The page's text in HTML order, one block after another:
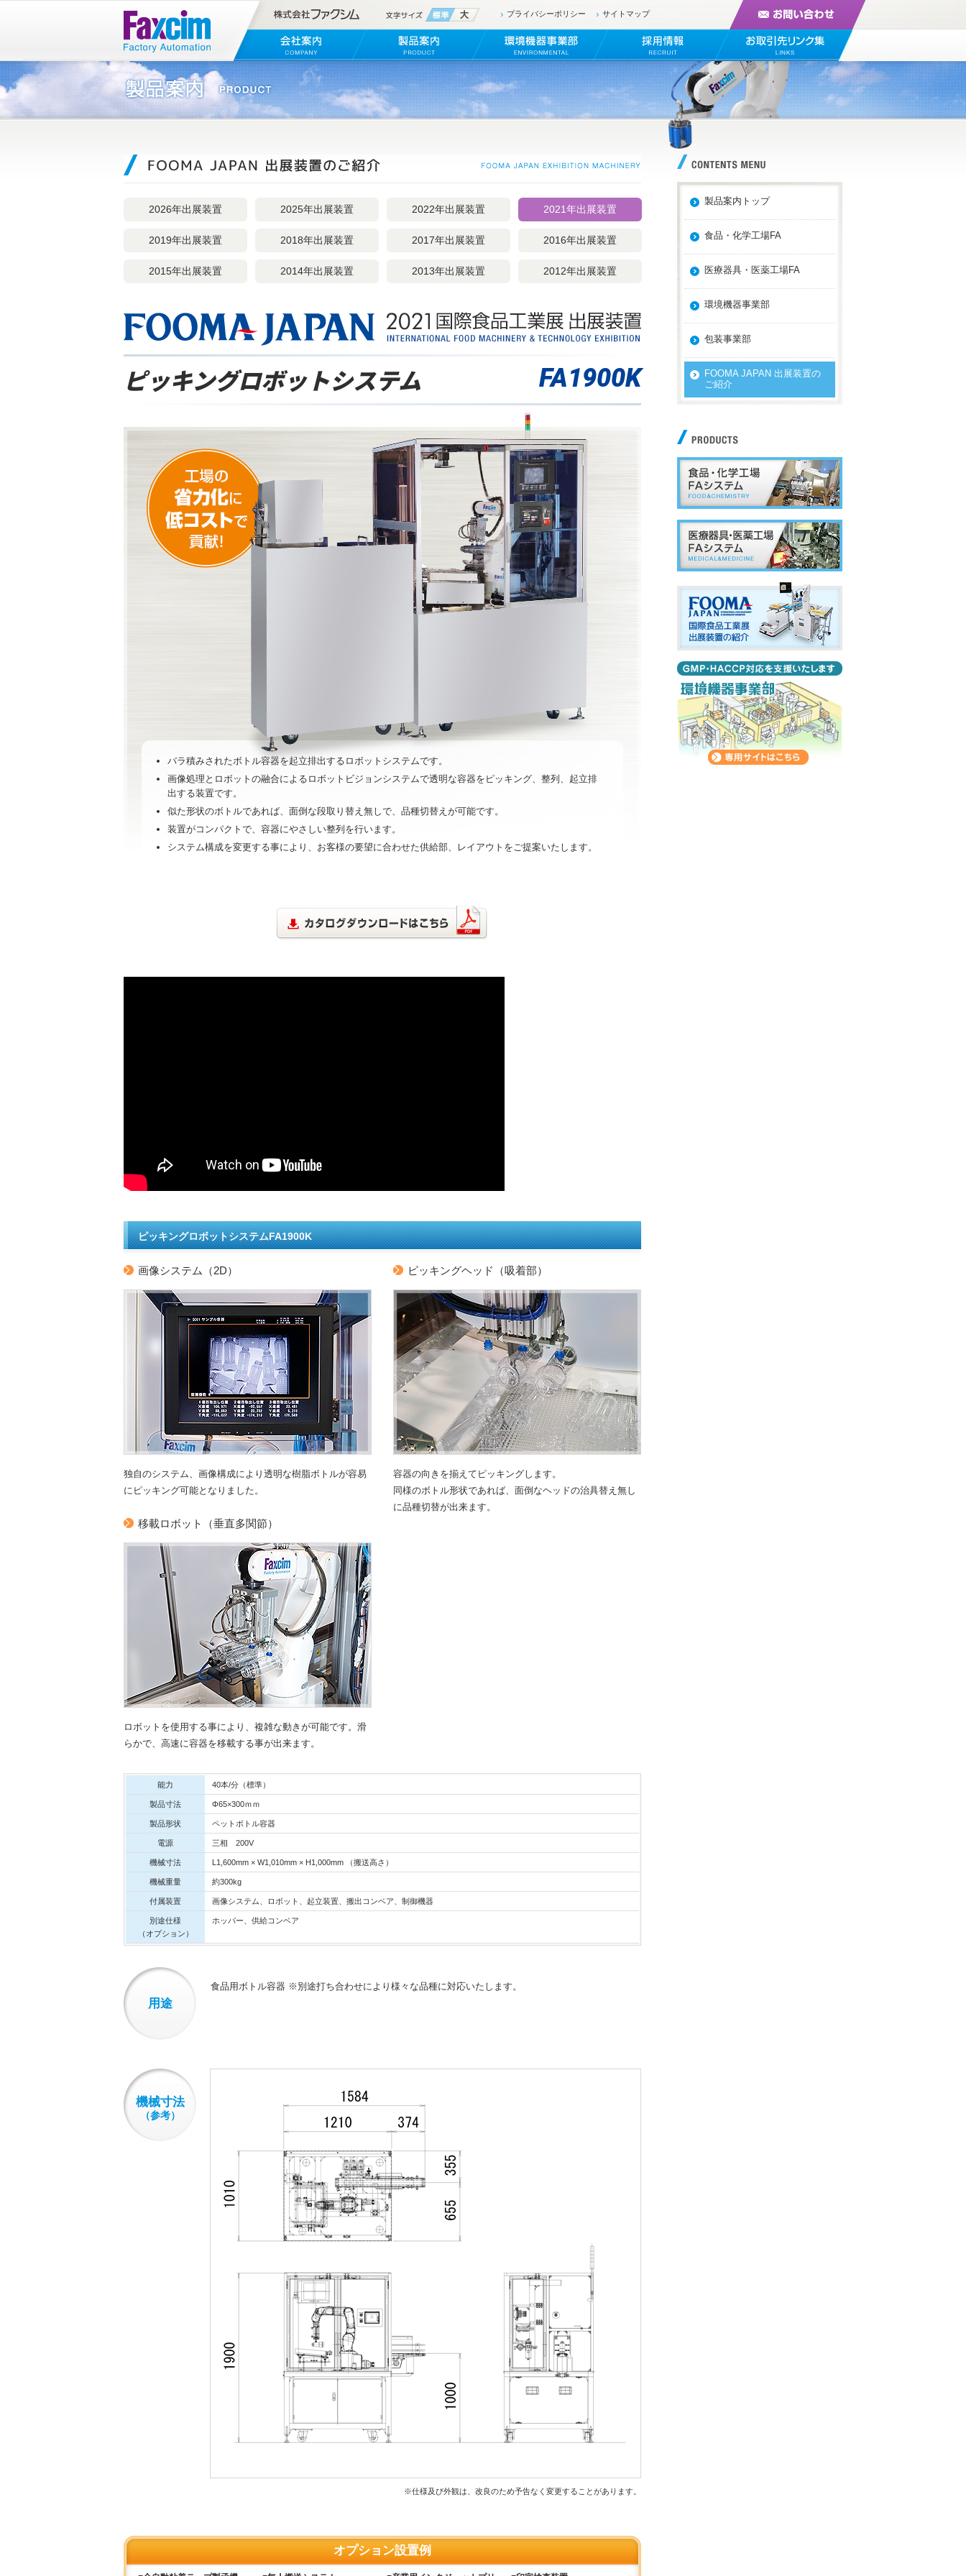
プライバシーポリシー サイトマップ
2026年出展装置 2025年出展装置 2022年出展装置 2021年出展装置
2019年出展装置 2018年出展装置 2017年出展装置 2016年出展装置
2015年出展装置 2014年出展装置 2013年出展装置 2012年出展装置
ピッキングロボットシステム FA1900K
バラ積みされたボトル容器を起立排出するロボットシステムです。
画像処理とロボットの融合によるロボットビジョンシステムで透明な容器をピッキング、整列、起立排
出する装置です。
似た形状のボトルであれば、面倒な段取り替え無しで、品種切替えが可能です。
装置がコンパクトで、容器にやさしい整列を行います。
システム構成を変更する事により、お客様の要望に合わせた供給部、レイアウトをご提案いたします。
ピッキングロボットシステムFA1900K
画像システム（2D）
独自のシステム、画像構成により透明な樹脂ボトルが容易
にピッキング可能となりました。
ピッキングヘッド（吸着部）
容器の向きを揃えてピッキングします。
同様のボトル形状であれば、面倒なヘッドの治具替え無し
に品種切替が出来ます。
移載ロボット（垂直多関節）
ロボットを使用する事により、複雑な動きが可能です。滑
らかで、高速に容器を移載する事が出来ます。
能力 40本/分（標準）
製品寸法 Φ65×300ｍｍ
製品形状 ペットボトル容器
電源 三相 200V
機械寸法 L1,600mm × W1,010mm × H1,000mm （搬送高さ）
機械重量 約300kg
付属装置 画像システム、ロボット、起立装置、搬出コンベア、制御機器
別途仕様
（オプション）
ホッパー、供給コンベア
用途
食品用ボトル容器 ※別途打ち合わせにより様々な品種に対応いたします。
機械寸法
（参考）
※仕様及び外観は、改良のため予告なく変更することがあります。
オプション設置例
製品案内トップ
食品・化学工場FA
医療器具・医薬工場FA
環境機器事業部
包装事業部
FOOMA JAPAN 出展装置の
ご紹介